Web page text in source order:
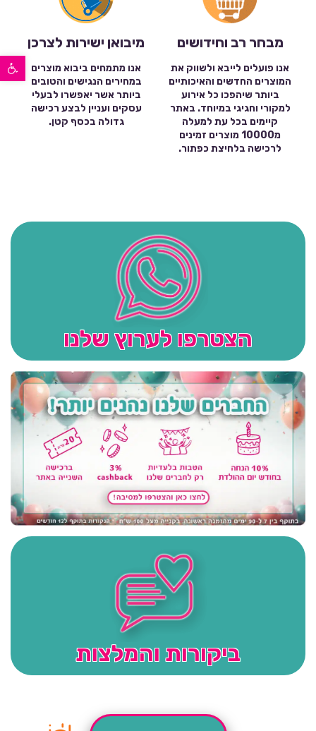
פתח סרגל נגישות
מבחר רב וחידושים
אנו פועלים לייבא ולשווק את
המוצרים החדשים והאיכותיים
ביותר שיהפכו כל אירוע
למקורי וחגיגי במיוחד. באתר
קיימים בכל עת למעלה
מ10000 מוצרים זמינים
לרכישה בלחיצת כפתור.
מיבואן ישירות לצרכן
אנו מתמחים ביבוא מוצרים
במחירים הנגישים והטובים
ביותר אשר יאפשרו לבעלי
עסקים ועניין לבצע רכישה
גדולה בכסף קטן.
הצטרפו לערוץ שלנו
ביקורות והמלצות